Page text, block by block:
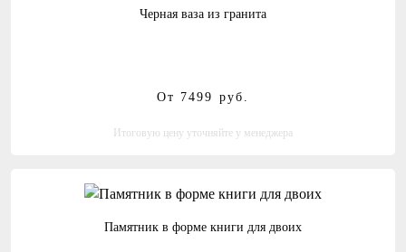
Черная ваза из гранита
От 7499 руб.
Итоговую цену уточняйте у менеджера
Памятник в форме книги для двоих